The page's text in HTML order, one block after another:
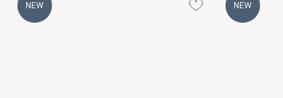
NEW NEW